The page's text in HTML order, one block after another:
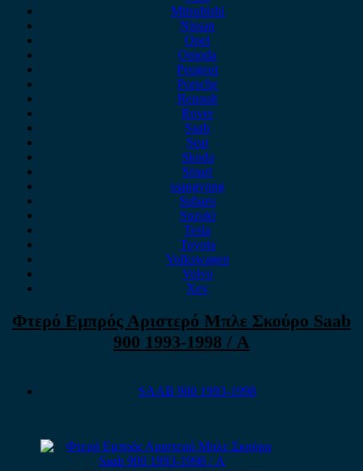
Mitsubishi
Nissan
Opel
Omoda
Peugeot
Porsche
Renault
Rover
Saab
Seat
Skoda
Smart
ssangyong
Subaru
Suzuki
Tesla
Toyota
Volkswagen
Volvo
Xev
Φτερό Εμπρός Αριστερό Μπλε Σκούρο Saab
900 1993-1998 / Α
SAAB 900 1993-1998